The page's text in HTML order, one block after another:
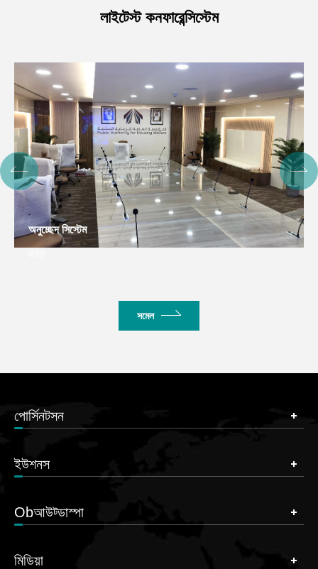
লাইটেস্ট কনফারেন্সিস্টেম
অনুচ্ছেদ সিস্টেম
সমেল
পোর্সিনটসন
ইউশনস
Obআউট্ডাস্পা
মিডিয়া